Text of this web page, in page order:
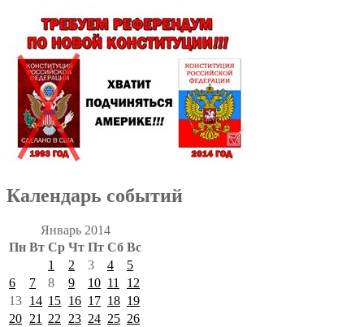
Календарь событий
Январь 2014
Пн Вт Ср Чт Пт Сб Вс
1 2 3 4
5
6
7 8 9 10 11
12
13 14 15 16 17 18 19
20 21 22 23 24 25 26